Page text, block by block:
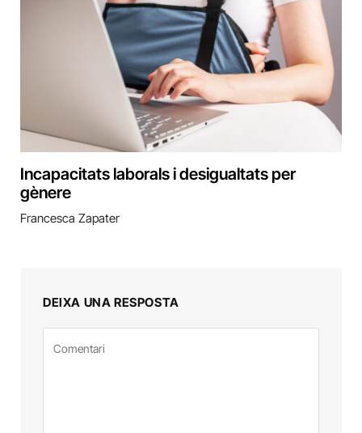
Incapacitats laborals i desigualtats per
gènere
Francesca Zapater
DEIXA UNA RESPOSTA